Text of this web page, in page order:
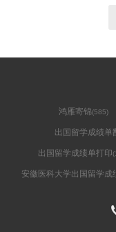
鸿雁寄锦(585)
出国留学成绩单
出国留学成绩单打印
安徽医科大学出国留学成